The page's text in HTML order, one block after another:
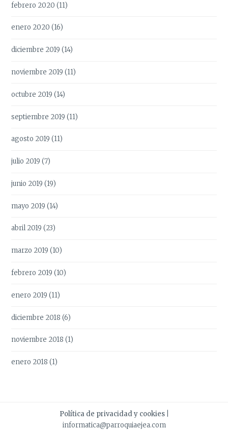
febrero 2020 (11)
enero 2020 (16)
diciembre 2019 (14)
noviembre 2019 (11)
octubre 2019 (14)
septiembre 2019 (11)
agosto 2019 (11)
julio 2019 (7)
junio 2019 (19)
mayo 2019 (14)
abril 2019 (23)
marzo 2019 (10)
febrero 2019 (10)
enero 2019 (11)
diciembre 2018 (6)
noviembre 2018 (1)
enero 2018 (1)
Política de privacidad y cookies
informatica@parroquiaejea.com